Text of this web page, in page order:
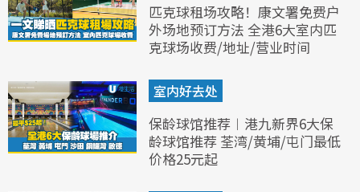
匹克球租场攻略！康文署免费户
外场地预订方法 全港6大室内匹
克球场收费/地址/营业时间
室内好去处
保龄球馆推荐︱港九新界6大保
龄球馆推荐 荃湾/黄埔/屯门最低
价格25元起